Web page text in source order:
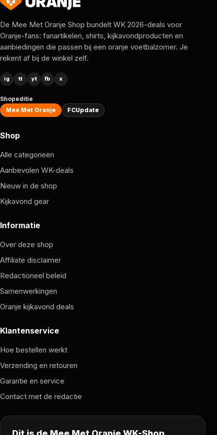
De Mee Met Oranje Shop bundelt WK 2026-deals voor
Oranje-fans: fanartikelen, shirts, kijkavondproducten en
aanbiedingen die passen bij een oranje voetbalzomer. Je
rekent af bij de winkel zelf.
ig tt yt fb x
Shopeditie
Mee Met Oranje
FCUpdate
Shop
Alle categorieën
Aanbevolen WK-deals
Nieuw in de shop
Kijkavond gear
Informatie
Over deze shop
Affiliate disclaimer
Redactioneel beleid
Samenwerkingen
Oranje kijkavond deals
Klantenservice
Hoe bestellen werkt
Verzending en retouren
Garantie en service
Contact met de redactie